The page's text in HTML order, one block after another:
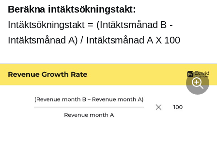
Beräkna intäktsökningstakt:
Intäktsökningstakt = (Intäktsmånad B-
Intäktsmånad A) / Intäktsmånad A X 100